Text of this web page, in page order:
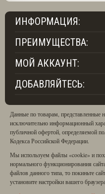
ИНФОРМАЦИЯ:
ПРЕИМУЩЕСТВА:
МОЙ АККАУНТ:
ДОБАВЛЯЙТЕСЬ:
Данные по товарам, представленные
исключительно информационный
публичной офертой, определяемой
Кодекса Российской Федерации.
Мы используем файлы «cookie» и
нормального функционирования
файлов данного типа, то покиньте
установите настройки вашего